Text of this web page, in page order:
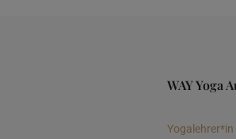
WAY Yoga
Yogalehrer*in